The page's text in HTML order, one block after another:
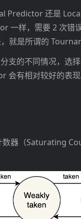
Predictor 还是
一样，需要 2 次错
就是所谓的
的不同情况，选
有相对较好的表现
器（Saturating